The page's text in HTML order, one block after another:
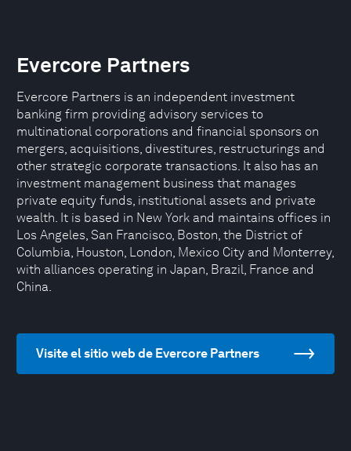
Evercore Partners
Evercore Partners is an independent investment
banking firm providing advisory services to
multinational corporations and financial sponsors on
mergers, acquisitions, divestitures, restructurings and
other strategic corporate transactions. It also has an
investment management business that manages
private equity funds, institutional assets and private
wealth. It is based in New York and maintains offices in
Los Angeles, San Francisco, Boston, the District of
Columbia, Houston, London, Mexico City and Monterrey,
with alliances operating in Japan, Brazil, France and
China.
Visite el sitio web de Evercore Partners